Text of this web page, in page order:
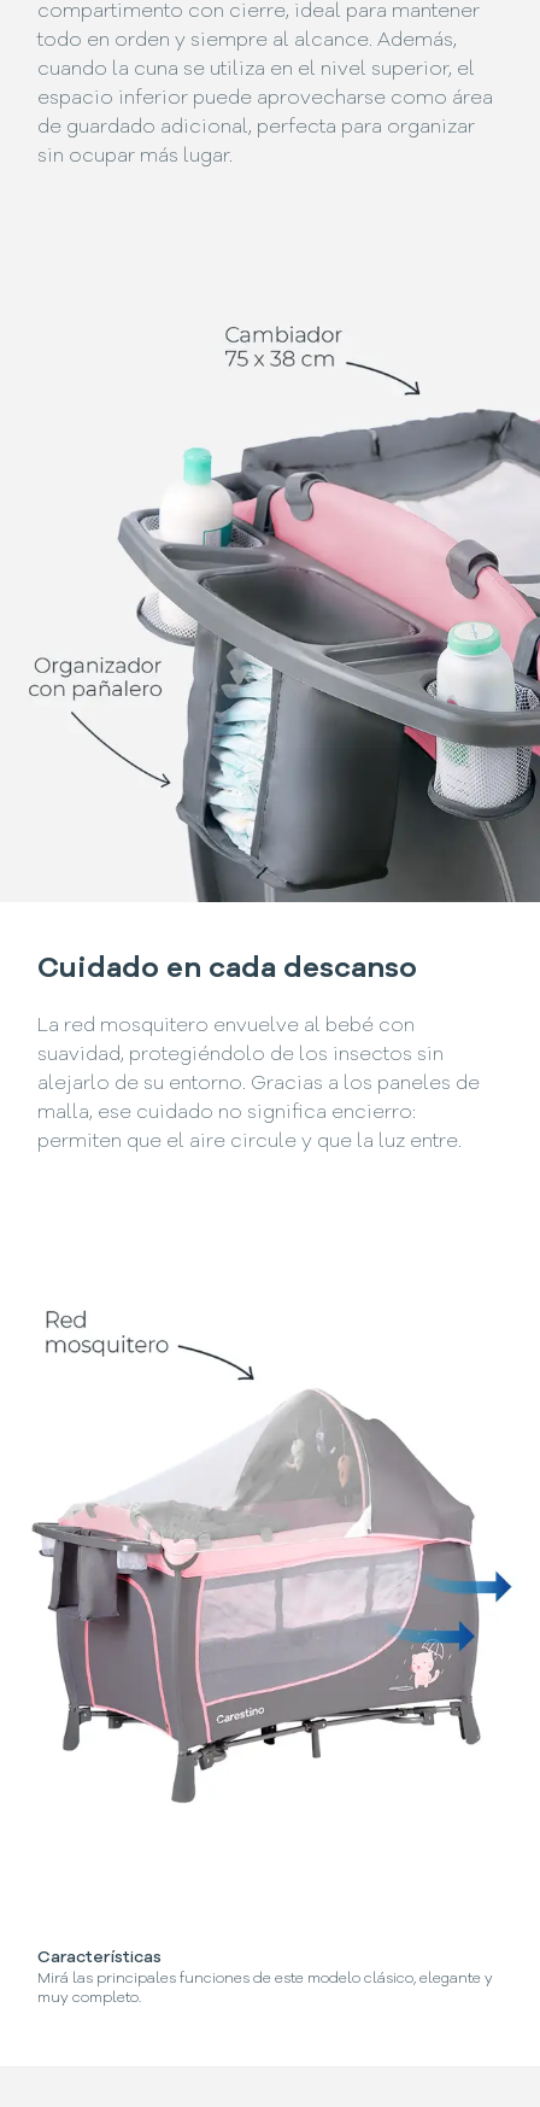
compartimento con cierre, ideal para mantener
todo en orden y siempre al alcance. Además,
cuando la cuna se utiliza en el nivel superior, el
espacio inferior puede aprovecharse como área
de guardado adicional, perfecta para organizar
sin ocupar más lugar.
Cuidado en cada descanso
La red mosquitero envuelve al bebé con
suavidad, protegiéndolo de los insectos sin
alejarlo de su entorno. Gracias a los paneles de
malla, ese cuidado no significa encierro:
permiten que el aire circule y que la luz entre.
Características
Mirá las principales funciones de este modelo clásico, elegante y
muy completo.